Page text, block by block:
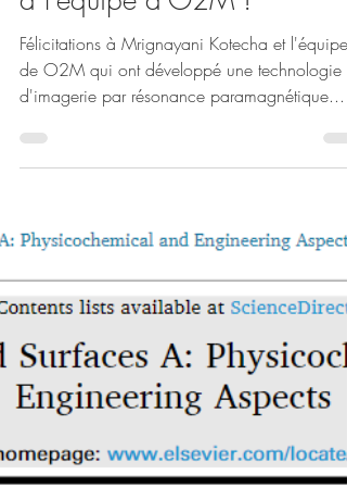
SCBL
22 sept. 2023
Alerte nouvelle publication :
Félicitations à Mrignayani et
de O2M qui ont développé une technologie
d'imagerie par résonance paramagnétique...